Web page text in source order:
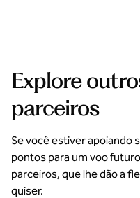
Explore
parceiros
Se você estiver apoiando
pontos para um voo
parceiros, que lhe dão a
quiser.